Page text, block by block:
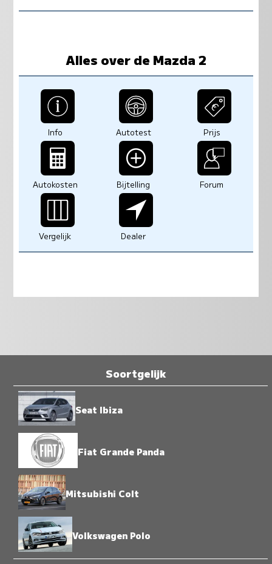
Alles over de Mazda 2
Info Autotest Prijs
Autokosten Bijtelling Forum
Vergelijk Dealer
Soortgelijk
Seat Ibiza
Fiat Grande Panda
Mitsubishi Colt
Volkswagen Polo